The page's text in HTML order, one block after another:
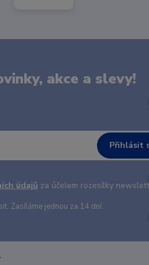
akce a slevy!
Přihlásit
údajů za účelem rozesílky
Zasíláme jednou za 14 dní.